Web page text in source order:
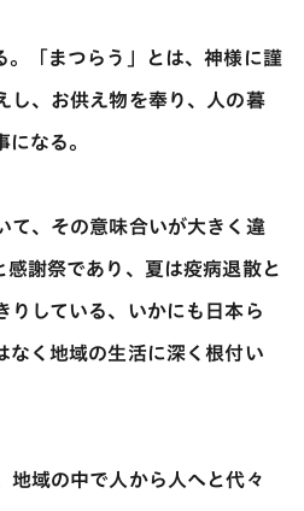
。「まつらう」とは、神様に謹
し、お供え物を奉り、人の暮
なる。
て、その意味合いが大きく違
謝祭であり、夏は疫病退散と
りしている、いかにも日本ら
なく地域の生活に深く根付い
地域の中で人から人へと代々